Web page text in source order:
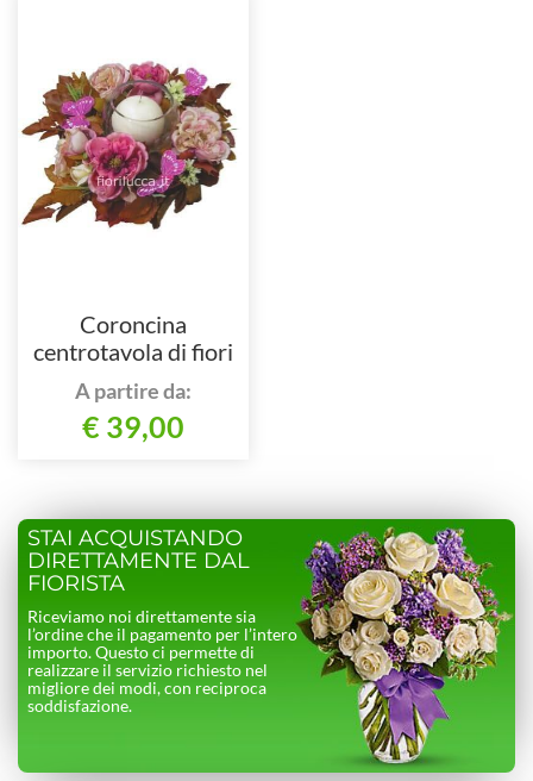
Coroncina
centrotavola di fiori
freschi con candela
A partire da:
€ 39,00
STAI ACQUISTANDO
DIRETTAMENTE DAL
FIORISTA
Riceviamo noi direttamente sia
l’ordine che il pagamento per l’intero
importo. Questo ci permette di
realizzare il servizio richiesto nel
migliore dei modi, con reciproca
soddisfazione.